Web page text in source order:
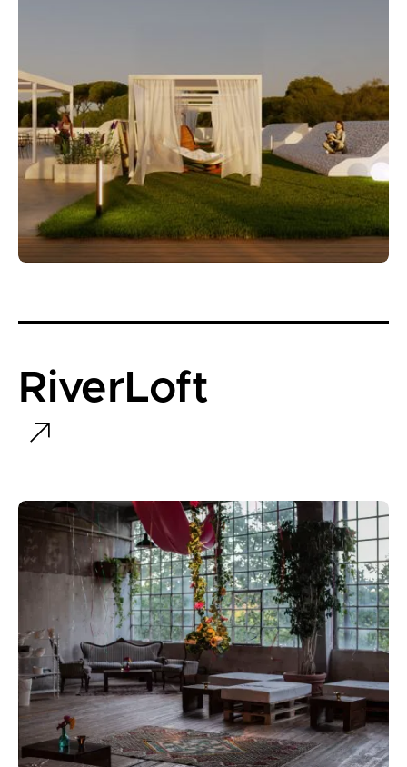
RiverLoft